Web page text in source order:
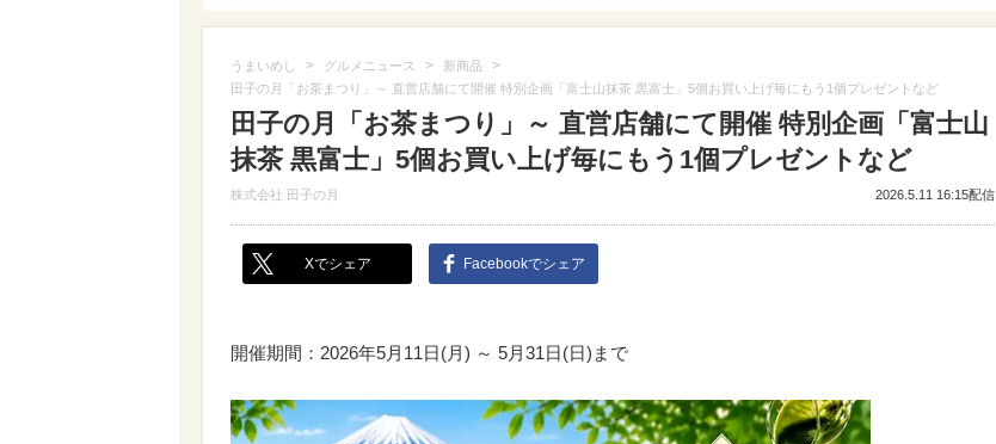
うまいめし > グルメニュース > 新商品 >
田子の月「お茶まつり」～ 直営店舗にて開催 特別企画「富士山抹茶 黒富士」5個お買い上げ毎にもう1個プレゼントなど
田子の月「お茶まつり」～ 直営店舗にて開催 特別企画「富士山
抹茶 黒富士」5個お買い上げ毎にもう1個プレゼントなど
株式会社 田子の月 2026.5.11 16:15配信
Xでシェア Facebookでシェア
開催期間：2026年5月11日(月) ～ 5月31日(日)まで